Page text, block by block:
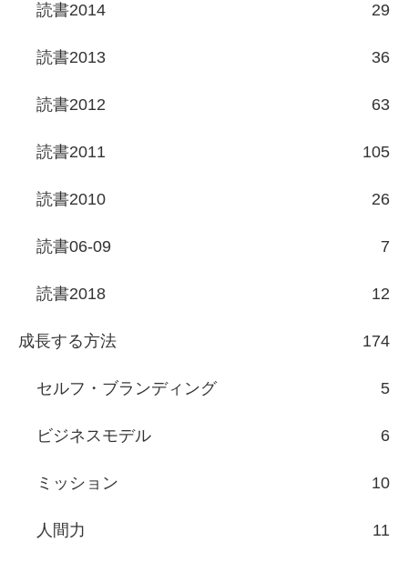
読書2014 29
読書2013 36
読書2012 63
読書2011 105
読書2010 26
読書06-09 7
読書2018 12
成長する方法 174
セルフ・ブランディング 5
ビジネスモデル 6
ミッション 10
人間力 11